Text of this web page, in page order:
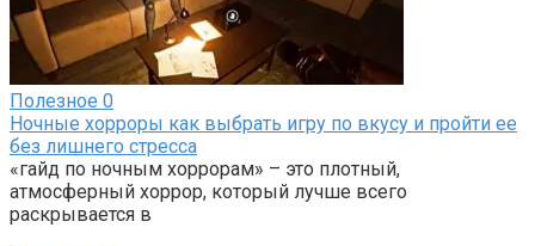
Полезное 0
Ночные хорроры как выбрать игру по вкусу и пройти ее
без лишнего стресса
«гайд по ночным хоррорам» – это плотный,
атмосферный хоррор, который лучше всего
раскрывается в